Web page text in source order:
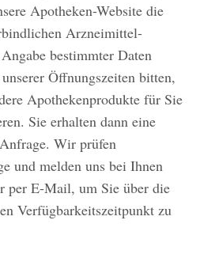
Apotheken-Website die
Arzneimittel-
bestimmter Daten
Öffnungszeiten bitten,
Apothekenprodukte für Sie
Sie erhalten dann eine
Wir prüfen
und melden uns bei Ihnen
per E-Mail, um Sie über die
Verfügbarkeitszeitpunkt zu